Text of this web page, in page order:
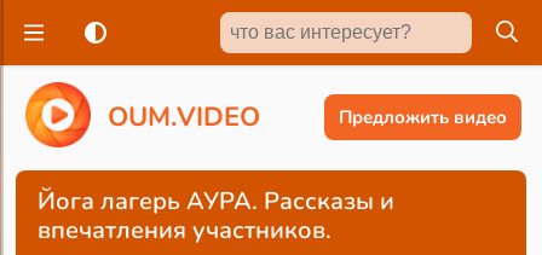
OUM.VIDEO Предложить видео
Йога лагерь АУРА. Рассказы и
впечатления участников.